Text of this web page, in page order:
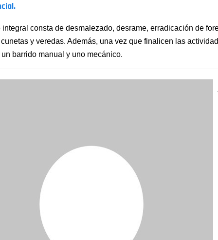
consta de desmalezado, desrame, erradicación de
y veredas. Además, una vez que finalicen las
barrido manual y uno mecánico.